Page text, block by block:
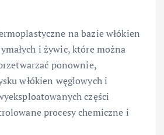
na bazie włókien
i żywic, które można
ponownie,
włókien węglowych i
części
procesy chemiczne i